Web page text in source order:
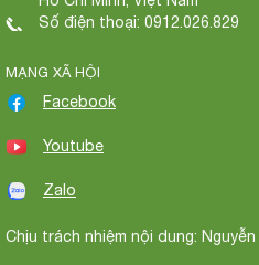
Số điện thoại: 0912.026.829
MẠNG XÃ HỘI
Facebook
Youtube
Zalo
Chịu trách nhiệm nội dung: